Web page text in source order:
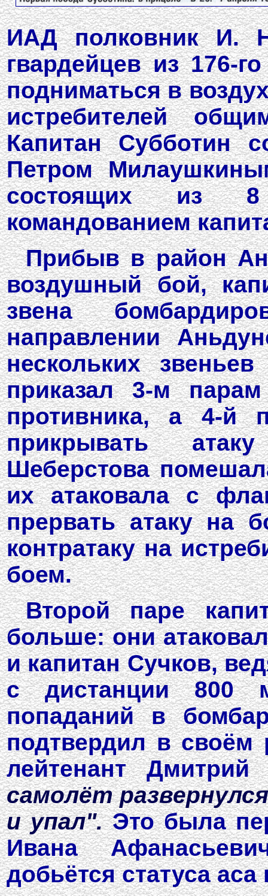
ИАД полковник И.
гвардейцев из 176-
подниматься в
истребителей
Капитан Субботин
Петром
состоящих из
командованием
Прибыв в район
воздушный бой,
звена
направлении
нескольких
приказал 3-м парам
противника, а 4-й
прикрывать
Шеберстова
их атаковала с
прервать атаку на
контратаку на
боем.
Второй паре
больше: они
и капитан Сучков,
с дистанции 800
попаданий в
подтвердил в своём
лейтенант
самолёт
и упал".Это была
Ивана
добьётся статуса